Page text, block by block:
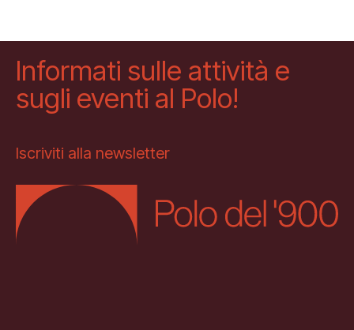
Informati sulle attività e
sugli eventi al Polo!
Iscriviti alla newsletter